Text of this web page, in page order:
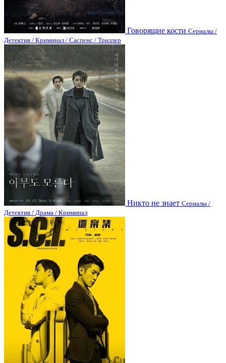
Говорящие кости Сериалы /
Детектив / Криминал / Саспенс / Триллер
Никто не знает Сериалы /
Детектив / Драма / Криминал